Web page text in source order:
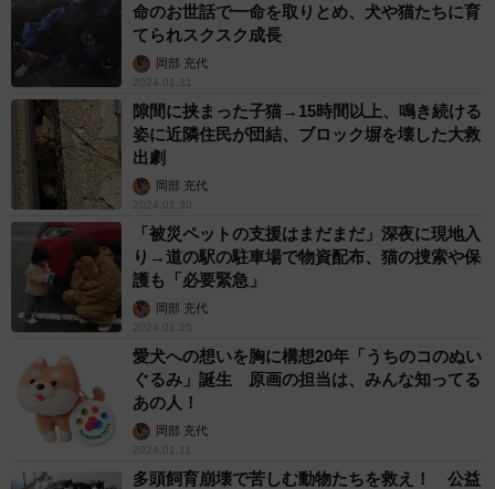
命のお世話で一命を取りとめ、犬や猫たちに育
てられスクスク成長
岡部 充代
2024.01.31
隙間に挟まった子猫→15時間以上、鳴き続ける
姿に近隣住民が団結、ブロック塀を壊した大救
出劇
岡部 充代
2024.01.30
「被災ペットの支援はまだまだ」深夜に現地入
り→道の駅の駐車場で物資配布、猫の捜索や保
護も「必要緊急」
岡部 充代
2024.01.25
愛犬への想いを胸に構想20年「うちのコのぬい
ぐるみ」誕生 原画の担当は、みんな知ってる
あの人！
岡部 充代
2024.01.11
多頭飼育崩壊で苦しむ動物たちを救え！ 公益